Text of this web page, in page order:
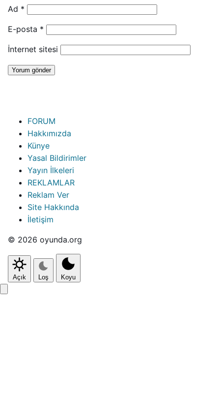
Ad *
E-posta *
İnternet sitesi
FORUM
Hakkımızda
Künye
Yasal Bildirimler
Yayın İlkeleri
REKLAMLAR
Reklam Ver
Site Hakkında
İletişim
© 2026 oyunda.org
Açık Loş Koyu